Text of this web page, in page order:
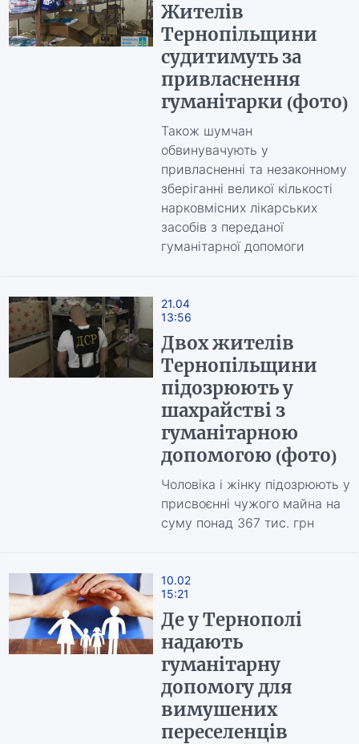
Жителів
Тернопільщини
судитимуть за
привласнення
гуманітарки (фото)
Також шумчан
обвинувачують у
привласненні та незаконному
зберіганні великої кількості
нарковмісних лікарських
засобів з переданої
гуманітарної допомоги
21.04
13:56
Двох жителів
Тернопільщини
підозрюють у
шахрайстві з
гуманітарною
допомогою (фото)
Чоловіка і жінку підозрюють у
присвоєнні чужого майна на
суму понад 367 тис. грн
10.02
15:21
Де у Тернополі
надають
гуманітарну
допомогу для
вимушених
переселенців